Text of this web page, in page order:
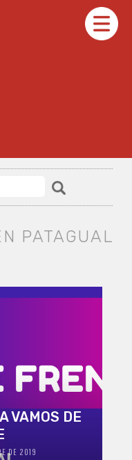
PATAGUAL
VAMOS DE
DE 2019